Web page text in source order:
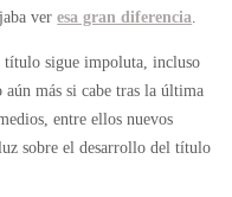
veresa gran diferencia.
título sigue impoluta, incluso
aún más si cabe tras la última
entre ellos nuevos
sobre el desarrollo del título